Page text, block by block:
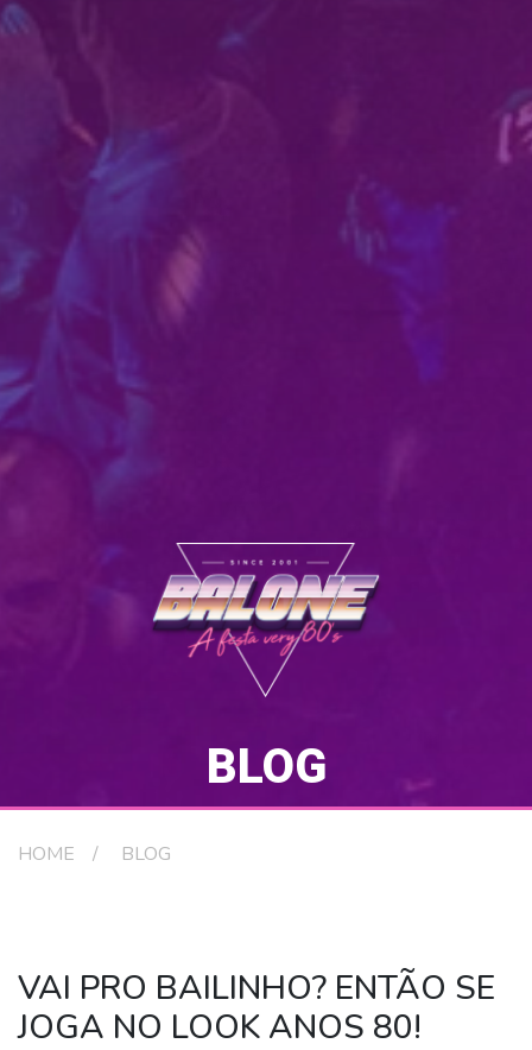
BLOG
HOME BLOG
VAI PRO BAILINHO? ENTÃO SE
JOGA NO LOOK ANOS 80!